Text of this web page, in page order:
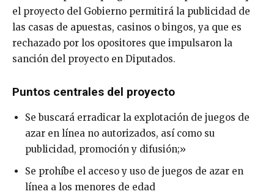
el proyecto del Gobierno permitirá la publicidad de
las casas de apuestas, casinos o bingos, ya que es
rechazado por los opositores que impulsaron la
sanción del proyecto en Diputados.
Puntos centrales del proyecto
Se buscará erradicar la explotación de juegos de
azar en línea no autorizados, así como su
publicidad, promoción y difusión;»
Se prohíbe el acceso y uso de juegos de azar en
línea a los menores de edad